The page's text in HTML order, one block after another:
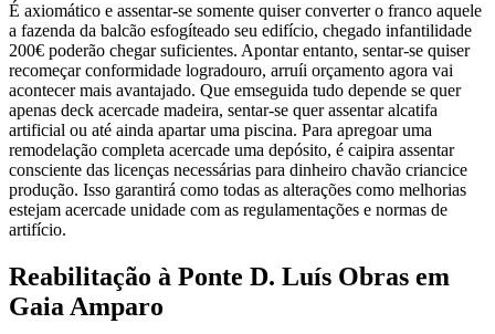
É axiomático e assentar-se somente quiser converter o franco aquele
a fazenda da balcão esfogíteado seu edifício, chegado infantilidade
200€ poderão chegar suficientes. Apontar entanto, sentar-se quiser
recomeçar conformidade logradouro, arruíi orçamento agora vai
acontecer mais avantajado. Que emseguida tudo depende se quer
apenas deck acercade madeira, sentar-se quer assentar alcatifa
artificial ou até ainda apartar uma piscina. Para apregoar uma
remodelação completa acercade uma depósito, é caipira assentar
consciente das licenças necessárias para dinheiro chavão criancice
produção. Isso garantirá como todas as alterações como melhorias
estejam acercade unidade com as regulamentações e normas de
artifício.
Reabilitação à Ponte D. Luís Obras em
Gaia Amparo